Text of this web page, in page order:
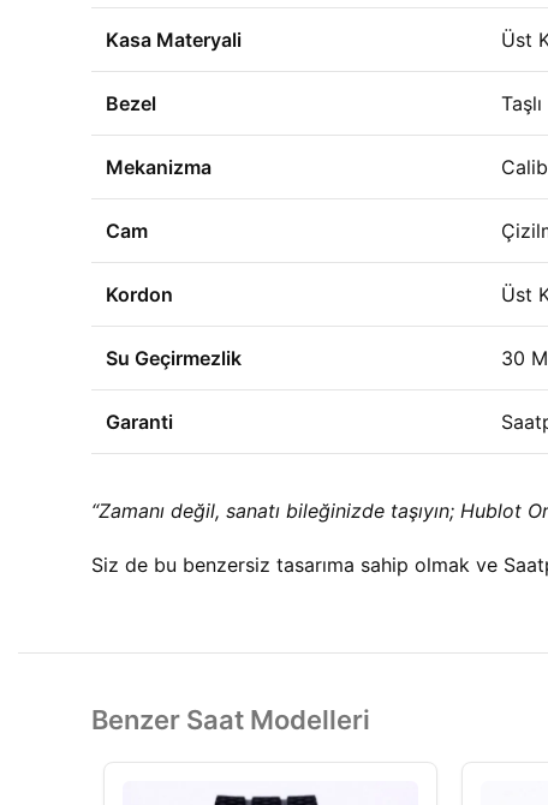
Kasa Materyali Üst
Bezel
Mekanizma
Cam
Kordon Üst
Su Geçirmezlik 30
Garanti
“Zamanı değil, sanatı bileğinizde taşıyın; Hublot
Siz de bu benzersiz tasarıma sahip olmak ve
Benzer Saat Modelleri